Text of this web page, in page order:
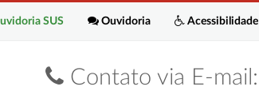
Acessibilidade
Ouvidoria
SUS
Contato via E-mail: